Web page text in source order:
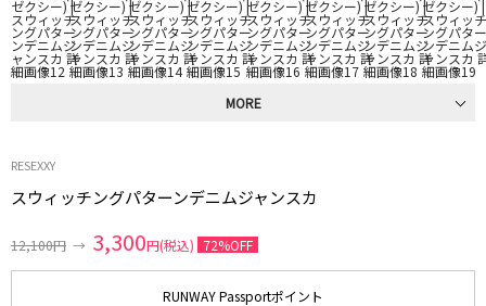
MORE
RESEXXY
スウィッチングパターンデニムジャンスカ
12,100円 → 3,300円(税込) 72%OFF
RUNWAY Passportポイント